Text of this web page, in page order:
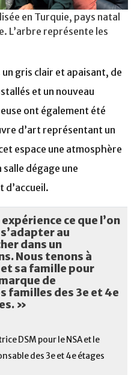
en Turquie, pays natal
L’arbre représente les
gris clair et apaisant, de
et un nouveau
ont également été
d’art représentant un
espace une atmosphère
salle dégage une
d’accueil.
ce que l’on
au
dans un
Nous tenons à
sa famille pour
de
familles des 3e et 4e
»
DSM pour le NSA et le
des 3e et 4e étages